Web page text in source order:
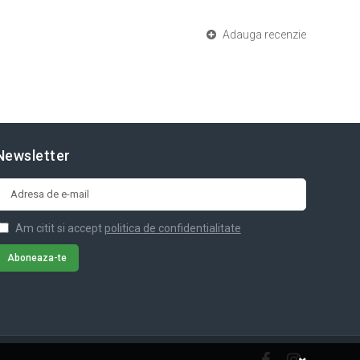
Adauga recenzie
Am citit si accept politica de confidentialitate